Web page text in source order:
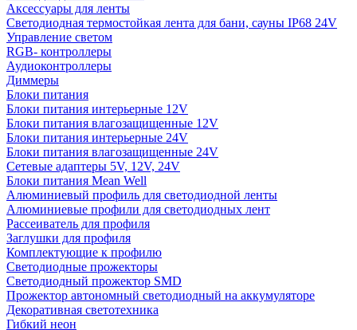
Аксессуары для ленты
Светодиодная термостойкая лента для бани, сауны IP68 24V
Управление светом
RGB- контроллеры
Аудиоконтроллеры
Диммеры
Блоки питания
Блоки питания интерьерные 12V
Блоки питания влагозащищенные 12V
Блоки питания интерьерные 24V
Блоки питания влагозащищенные 24V
Сетевые адаптеры 5V, 12V, 24V
Блоки питания Mean Well
Алюминиевый профиль для светодиодной ленты
Алюминиевые профили для светодиодных лент
Рассеиватель для профиля
Заглушки для профиля
Комплектующие к профилю
Светодиодные прожекторы
Светодиодный прожектор SMD
Прожектор автономный светодиодный на аккумуляторе
Декоративная светотехника
Гибкий неон